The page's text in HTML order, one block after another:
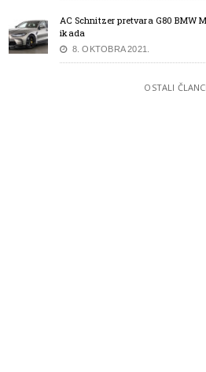
AC Schnitzer pretvara G80 BMW
ikada
8. OKTOBRA 2021.
OSTALI ČLANCI